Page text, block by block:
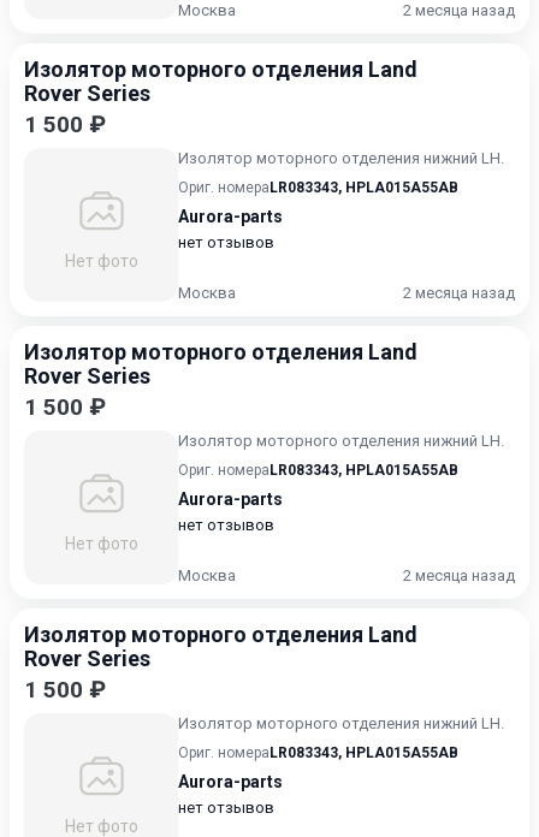
Москва 2 месяца назад
Изолятор моторного отделения Land
Rover Series
1 500 ₽
Нет фото
Изолятор моторного отделения нижний LH.
Ориг. номера LR083343, HPLA015A55AB
Aurora-parts
нет отзывов
Москва 2 месяца назад
Изолятор моторного отделения Land
Rover Series
1 500 ₽
Нет фото
Изолятор моторного отделения нижний LH.
Ориг. номера LR083343, HPLA015A55AB
Aurora-parts
нет отзывов
Москва 2 месяца назад
Изолятор моторного отделения Land
Rover Series
1 500 ₽
Нет фото
Изолятор моторного отделения нижний LH.
Ориг. номера LR083343, HPLA015A55AB
Aurora-parts
нет отзывов